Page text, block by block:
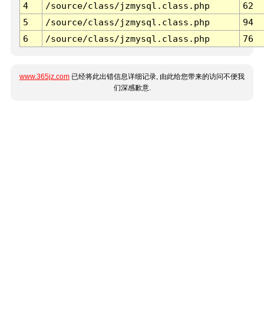
4
/source/class/jzmysql.class.php
62
5
/source/class/jzmysql.class.php
94
6
/source/class/jzmysql.class.php 76
www.365jz.com 已经将此出错信息详细记录, 由此给您带来的访问不便我
们深感歉意.